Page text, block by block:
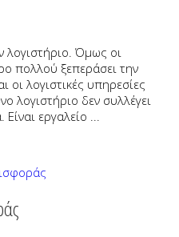
λογιστήριο. Όμως οι
πολλού ξεπεράσει την
οι λογιστικές υπηρεσίες
λογιστήριο δεν συλλέγει
εργαλείο ...